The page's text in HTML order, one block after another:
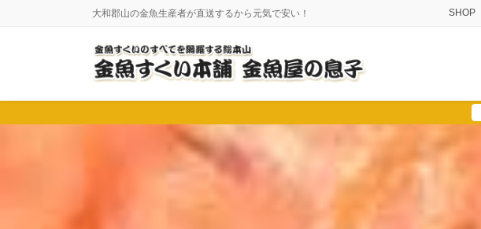
に
移
ョ
ン
大和郡山の金魚生産者が直送するから元気で安い！ SHOP